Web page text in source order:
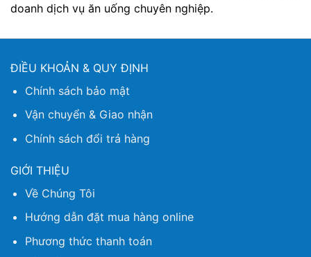
doanh dịch vụ ăn uống chuyên nghiệp.
ĐIỀU KHOẢN & QUY ĐỊNH
Chính sách bảo mật
Vận chuyển & Giao nhận
Chính sách đổi trả hàng
GIỚI THIỆU
Về Chúng Tôi
Hướng dẫn đặt mua hàng online
Phương thức thanh toán